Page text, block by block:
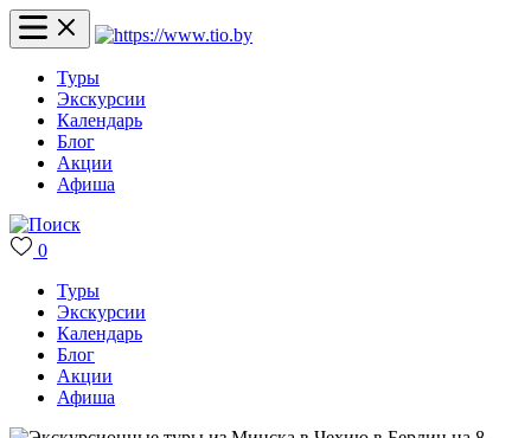
Туры
Экскурсии
Календарь
Блог
Акции
Афиша
0
Туры
Экскурсии
Календарь
Блог
Акции
Афиша